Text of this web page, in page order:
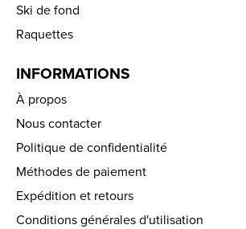
Ski de fond
Raquettes
INFORMATIONS
À propos
Nous contacter
Politique de confidentialité
Méthodes de paiement
Expédition et retours
Conditions générales d'utilisation